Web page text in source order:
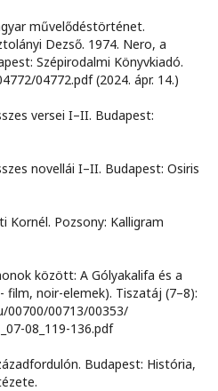
művelődéstörténet.
Dezső. 1974. Nero, a
Szépirodalmi Könyvkiadó.
04772.pdf (2024. ápr. 14.)
versei I–II. Budapest:
novellái I–II. Budapest: Osiris
Kornél. Pozsony: Kalligram
között: A Gólyakalifa és a
noir-elemek). Tiszatáj (7–8):
00700/00713/00353/
08_119-136.pdf
Budapest: História,